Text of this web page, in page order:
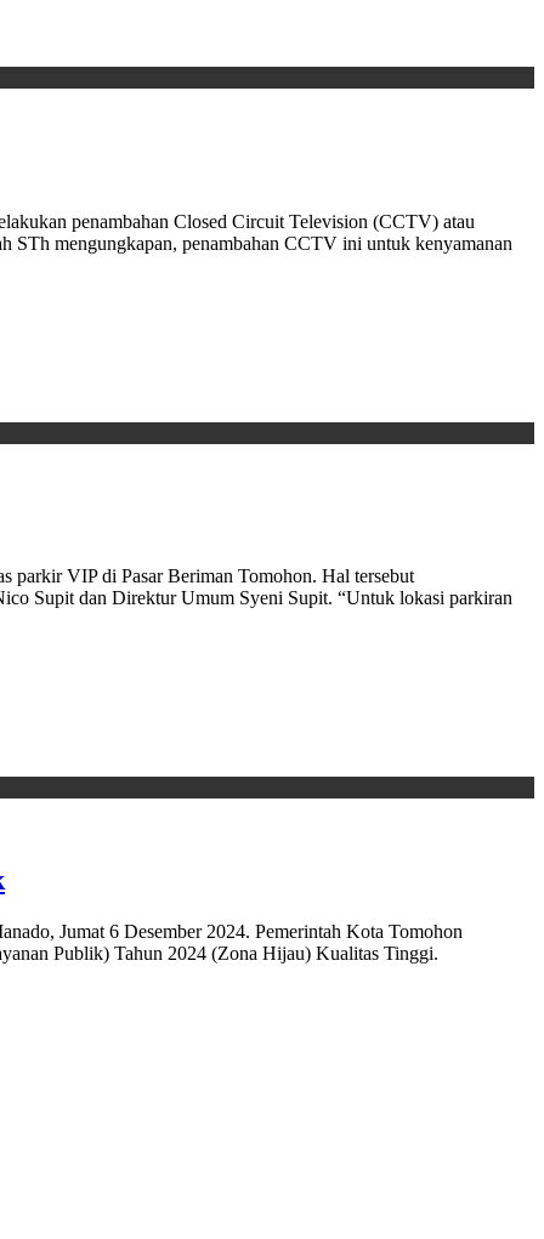
penambahan Closed Circuit Television (CCTV) atau
STh mengungkapan, penambahan CCTV ini untuk kenyamanan
parkir VIP di Pasar Beriman Tomohon. Hal tersebut
Supit dan Direktur Umum Syeni Supit. “Untuk lokasi parkiran
Jumat 6 Desember 2024. Pemerintah Kota Tomohon
Publik) Tahun 2024 (Zona Hijau) Kualitas Tinggi.